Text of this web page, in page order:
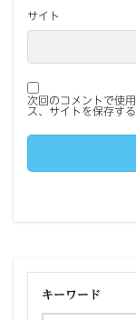
サイト
次回のコメントで使
ス、サイトを保存する
キーワード